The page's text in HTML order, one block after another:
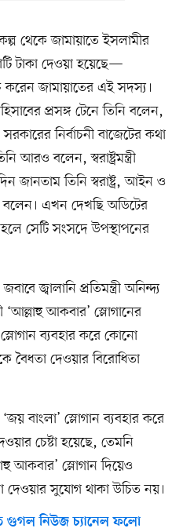
থেকে জামায়াতে ইসলামীর
টাকা দেওয়া হয়েছে—
করেন জামায়াতের এই সদস্য।
প্রসঙ্গ টেনে তিনি বলেন,
সরকারের নির্বাচনী বাজেটের কথা
আরও বলেন, স্বরাষ্ট্রমন্ত্রী
জানতাম তিনি স্বরাষ্ট্র, আইন ও
বলেন। এখন দেখছি অডিটের
সেটি সংসদে উপস্থাপনের
জ্বালানি প্রতিমন্ত্রী অনিন্দ্য
‘আল্লাহু আকবার’ স্লোগানের
ব্যবহার করে কোনো
বৈধতা দেওয়ার বিরোধিতা
বাংলা’ স্লোগান ব্যবহার করে
চেষ্টা হয়েছে, তেমনি
আকবার’ স্লোগান দিয়েও
দেওয়ার সুযোগ থাকা উচিত নয়।
গুগল নিউজ চ্যানেল ফলো